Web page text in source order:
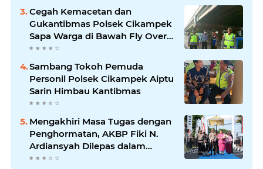
Cegah Kemacetan dan
Gukantibmas Polsek Cikampek
Sapa Warga di Bawah Fly Over
Cikampek
Sambang Tokoh Pemuda
Personil Polsek Cikampek Aiptu
Sarin Himbau Kantibmas
Mengakhiri Masa Tugas dengan
Penghormatan, AKBP Fiki N.
Ardiansyah Dilepas dalam
Upacara Farewell Parade oleh